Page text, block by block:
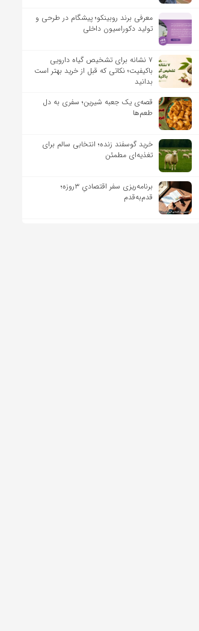
معرفی برند روبینکو؛ پیشگام در طرحی و
تولید دکوراسیون داخلی
۷ نشانه برای تشخیص گیاه دارویی
باکیفیت؛ نکاتی که قبل از خرید بهتر است
بدانید
قصه‌ی یک جعبه شیرین؛ سفری به دل
طعم‌ها
خرید گوسفند زنده؛ انتخابی سالم برای
تغذیه‌ای مطمئن
برنامه‌ریزی سفر اقتصادیِ ۳روزه؛
قدم‌به‌قدم